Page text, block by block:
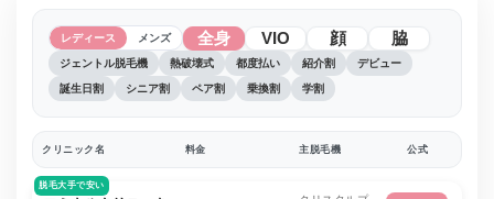
レディース メンズ 全身 VIO 顔 脇
ジェントル脱毛機 熱破壊式 都度払い 紹介割 デビュー
誕生日割 シニア割 ペア割 乗換割 学割
クリニック名 料金 主脱毛機 公式
脱毛大手で安い